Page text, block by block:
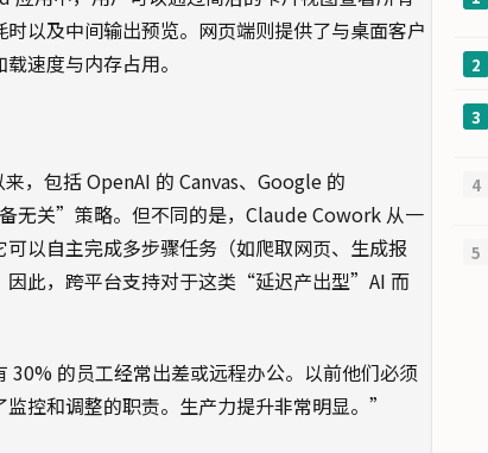
以及中间输出预览。网页端则提供了与桌面客户
速度与内存占用。
，包括 OpenAI 的 Canvas、Google 的
无关”策略。但不同的是，Claude Cowork 从一
自主完成多步骤任务（如爬取网页、生成报
因此，跨平台支持对于这类“延迟产出型”AI 而
的员工经常出差或远程办公。以前他们必须
控和调整的职责。生产力提升非常明显。”
2
3
4
5